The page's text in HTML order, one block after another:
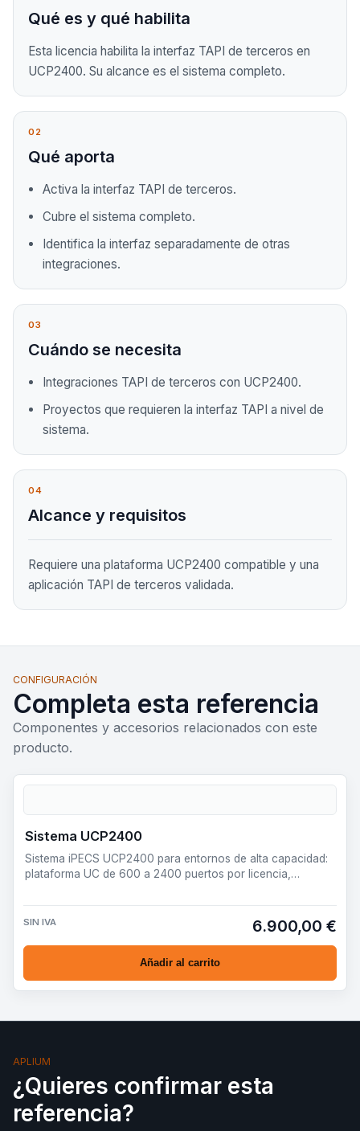
Qué es y qué habilita
Esta licencia habilita la interfaz TAPI de terceros en
UCP2400. Su alcance es el sistema completo.
02
Qué aporta
Activa la interfaz TAPI de terceros.
Cubre el sistema completo.
Identifica la interfaz separadamente de otras
integraciones.
03
Cuándo se necesita
Integraciones TAPI de terceros con UCP2400.
Proyectos que requieren la interfaz TAPI a nivel de
sistema.
04
Alcance y requisitos
Requiere una plataforma UCP2400 compatible y una
aplicación TAPI de terceros validada.
CONFIGURACIÓN
Completa esta referencia
Componentes y accesorios relacionados con este
producto.
Sistema UCP2400
Sistema iPECS UCP2400 para entornos de alta capacidad:
plataforma UC de 600 a 2400 puertos por licencia,
SIN IVA 6.900,00 €
Añadir al carrito
APLIUM
¿Quieres confirmar esta
referencia?